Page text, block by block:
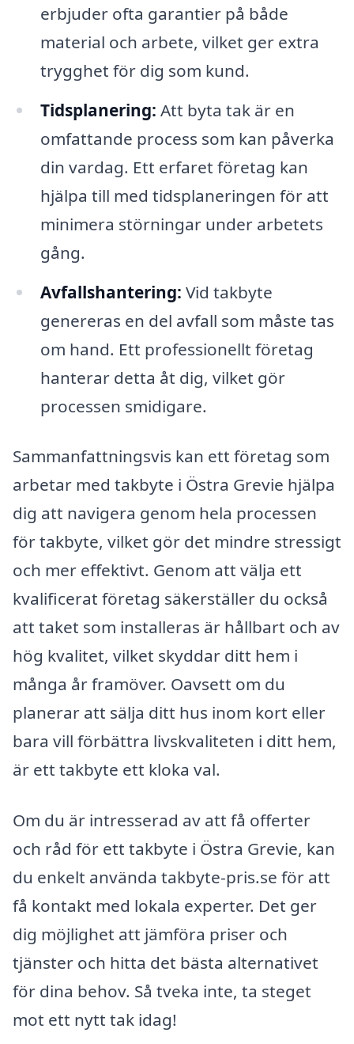
erbjuder ofta garantier på både
material och arbete, vilket ger extra
trygghet för dig som kund.
Tidsplanering: Att byta tak är en
omfattande process som kan påverka
din vardag. Ett erfaret företag kan
hjälpa till med tidsplaneringen för att
minimera störningar under arbetets
gång.
Avfallshantering: Vid takbyte
genereras en del avfall som måste tas
om hand. Ett professionellt företag
hanterar detta åt dig, vilket gör
processen smidigare.
Sammanfattningsvis kan ett företag som
arbetar med takbyte i Östra Grevie hjälpa
dig att navigera genom hela processen
för takbyte, vilket gör det mindre stressigt
och mer effektivt. Genom att välja ett
kvalificerat företag säkerställer du också
att taket som installeras är hållbart och av
hög kvalitet, vilket skyddar ditt hem i
många år framöver. Oavsett om du
planerar att sälja ditt hus inom kort eller
bara vill förbättra livskvaliteten i ditt hem,
är ett takbyte ett kloka val.
Om du är intresserad av att få offerter
och råd för ett takbyte i Östra Grevie, kan
du enkelt använda takbyte-pris.se för att
få kontakt med lokala experter. Det ger
dig möjlighet att jämföra priser och
tjänster och hitta det bästa alternativet
för dina behov. Så tveka inte, ta steget
mot ett nytt tak idag!